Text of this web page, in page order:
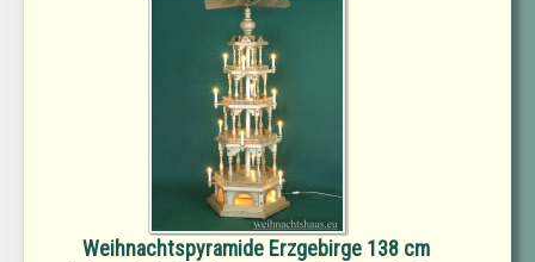
Weihnachtspyramide Erzgebirge 138 cm